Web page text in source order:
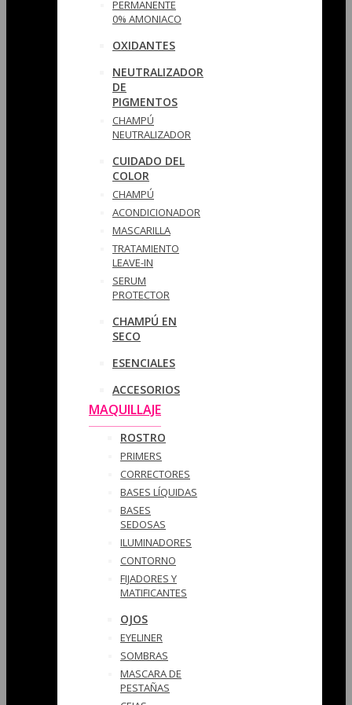
PERMANENTE
0% AMONIACO
OXIDANTES
NEUTRALIZADOR
DE
PIGMENTOS
CHAMPÚ
NEUTRALIZADOR
CUIDADO DEL
COLOR
CHAMPÚ
ACONDICIONADOR
MASCARILLA
TRATAMIENTO
LEAVE-IN
SERUM
PROTECTOR
CHAMPÚ EN
SECO
ESENCIALES
ACCESORIOS
MAQUILLAJE
ROSTRO
PRIMERS
CORRECTORES
BASES LÍQUIDAS
BASES
SEDOSAS
ILUMINADORES
CONTORNO
FIJADORES Y
MATIFICANTES
OJOS
EYELINER
SOMBRAS
MASCARA DE
PESTAÑAS